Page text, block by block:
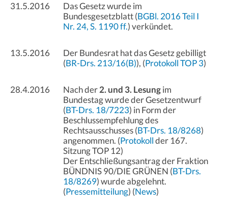
31.5.2016
Das Gesetz wurde im
Bundesgesetzblatt (BGBl. 2016 Teil I
Nr. 24, S. 1190 ff.) verkündet.
13.5.2016
Der Bundesrat hat das Gesetz gebilligt
(BR-Drs. 213/16(B)), (Protokoll TOP 3)
28.4.2016 Nach der2. und 3. Lesungim
Bundestag wurde der Gesetzentwurf
(BT-Drs. 18/7223) in Form der
Beschlussempfehlung des
Rechtsausschusses (BT-Drs. 18/8268)
angenommen. (Protokollder 167.
Sitzung TOP 12)
Der Entschließungsantrag der Fraktion
BÜNDNIS 90/DIE GRÜNEN (BT-Drs.
18/8269) wurde abgelehnt.
(Pressemitteilung) (News)